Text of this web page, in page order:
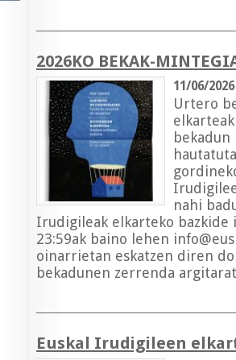
2026KO BEKAK-
11/06/2026
Urtero
nahi
Irudigileak elkarteko bazkide
23:59ak baino lehen
oinarrietan eskatzen diren
bekadunen zerrenda
Euskal Irudigileen